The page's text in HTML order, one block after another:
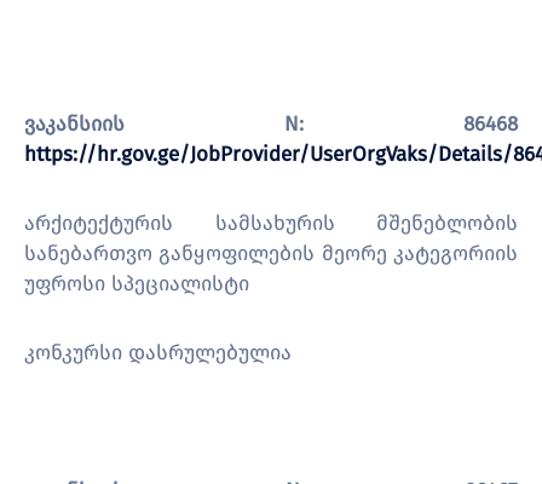
ვაკანსიის N: 86468
https://hr.gov.ge/JobProvider/UserOrgVaks/Details/
არქიტექტურის სამსახურის მშენებლობის
სანებართვო განყოფილების მეორე კატეგორიის
უფროსი სპეციალისტი
კონკურსი დასრულებულია